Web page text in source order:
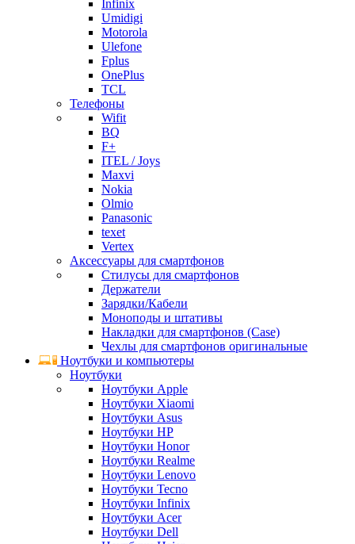
Infinix
Umidigi
Motorola
Ulefone
Fplus
OnePlus
TCL
Телефоны
Wifit
BQ
F+
ITEL / Joys
Maxvi
Nokia
Olmio
Panasonic
texet
Vertex
Аксессуары для смартфонов
Стилусы для смартфонов
Держатели
Зарядки/Кабели
Моноподы и штативы
Накладки для смартфонов (Case)
Чехлы для смартфонов оригинальные
Ноутбуки и компьютеры
Ноутбуки
Ноутбуки Apple
Ноутбуки Xiaomi
Ноутбуки Asus
Ноутбуки HP
Ноутбуки Honor
Ноутбуки Realme
Ноутбуки Lenovo
Ноутбуки Tecno
Ноутбуки Infinix
Ноутбуки Acer
Ноутбуки Dell